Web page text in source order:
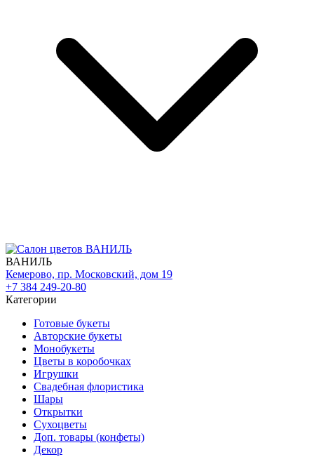
ВАНИЛЬ
Кемерово, пр. Московский, дом 19
+7 384 249-20-80
Категории
Готовые букеты
Авторские букеты
Монобукеты
Цветы в коробочках
Игрушки
Свадебная флористика
Шары
Открытки
Сухоцветы
Доп. товары (конфеты)
Декор